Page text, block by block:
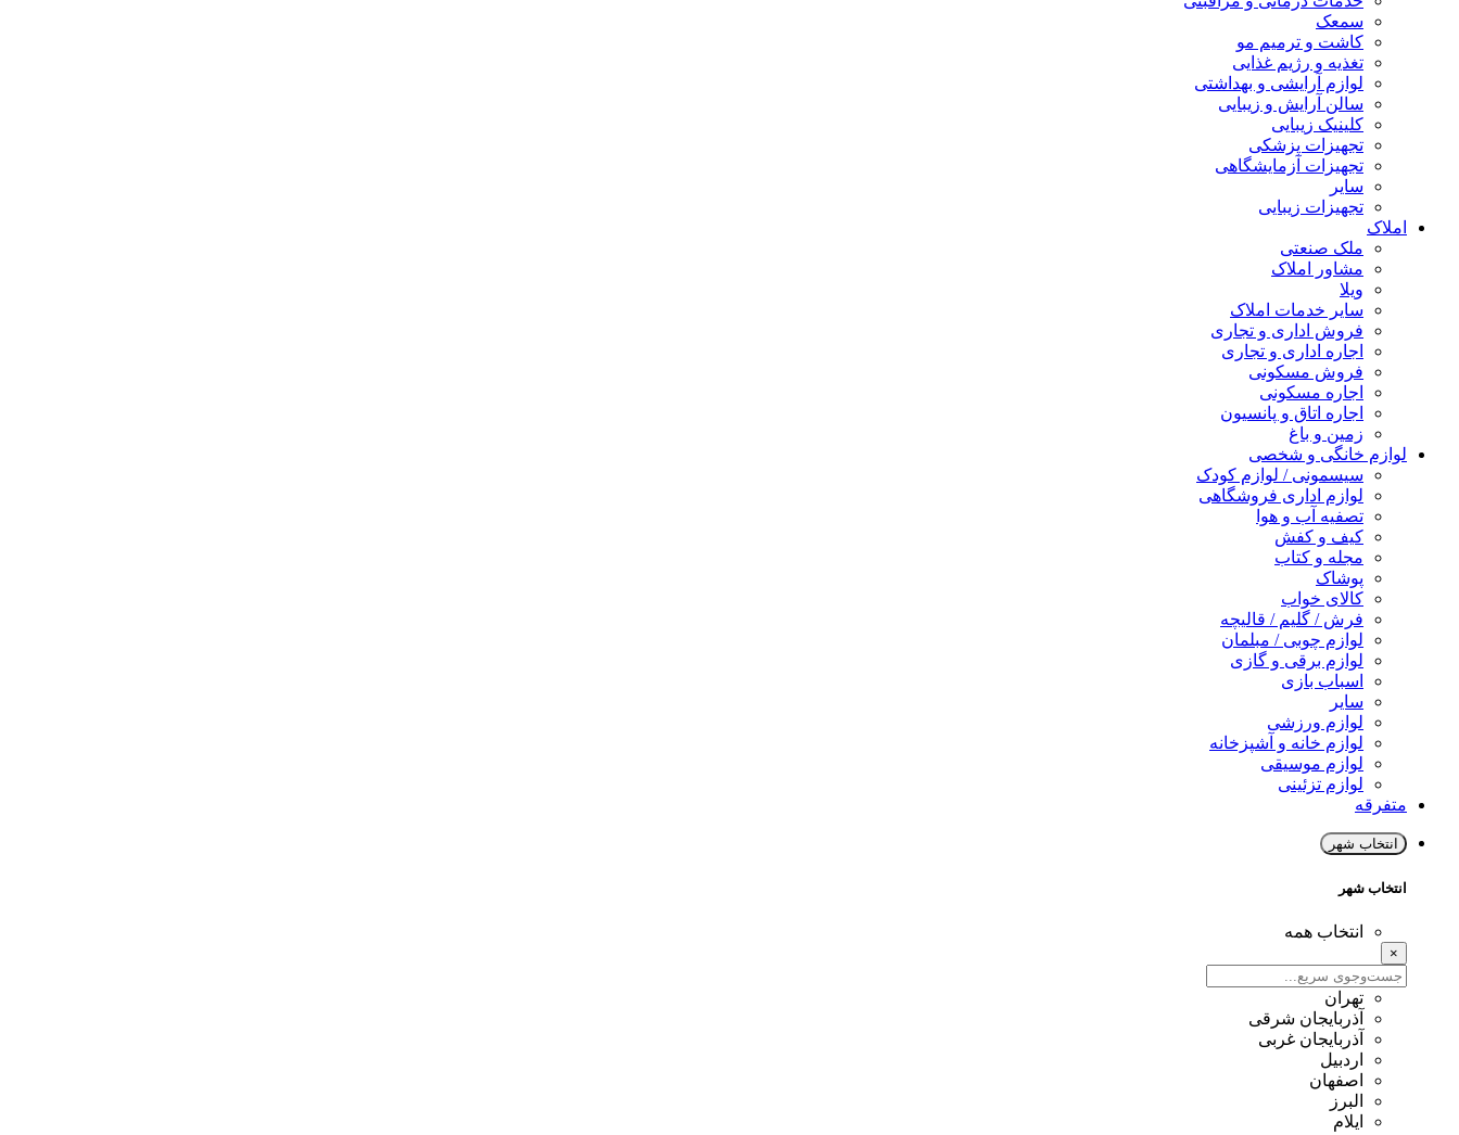
سمعک
کاشت و ترمیم مو
تغذیه و رژیم غذایی
لوازم آرایشی و بهداشتی
سالن آرایش و زیبایی
کلینیک زیبایی
تجهیزات پزشکی
تجهیزات آزمایشگاهی
سایر
تجهیزات زیبایی
املاک
ملک صنعتی
مشاور املاک
ویلا
سایر خدمات املاک
فروش اداری و تجاری
اجاره اداری و تجاری
فروش مسکونی
اجاره مسکونی
اجاره اتاق و پانسیون
زمین و باغ
لوازم خانگی و شخصی
سیسمونی / لوازم کودک
لوازم اداری فروشگاهی
تصفیه آب و هوا
کیف و کفش
مجله و کتاب
پوشاک
کالای خواب
فرش / گلیم / قالیچه
لوازم چوبی / مبلمان
لوازم برقی و گازی
اسباب بازی
سایر
لوازم ورزشی
لوازم خانه و آشپزخانه
لوازم موسیقی
لوازم تزئینی
متفرقه
انتخاب شهر
انتخاب شهر
انتخاب همه
×
تهران
آذربایجان شرقی
آذربایجان غربی
اردبیل
اصفهان
البرز
ایلام